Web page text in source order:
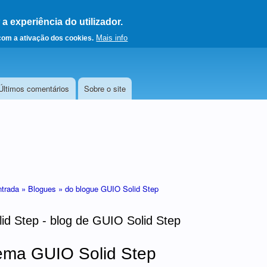
experiência do utilizador.
a ativação dos cookies. Mais info
página principal
comentários Sobre o site
» Blogues » do blogue GUIO Solid Step
Step - blog de GUIO Solid Step
GUIO Solid Step